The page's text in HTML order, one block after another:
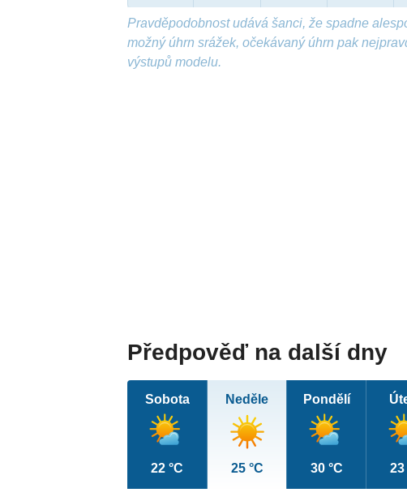
Pravděpodobnost udává šanci, že spadne
možný úhrn srážek, očekávaný úhrn pak
výstupů modelu.
Předpověď na další dny
Sobota
22 °C
Neděle
25 °C
Pondělí
30 °C 23